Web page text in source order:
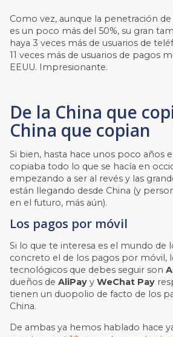
Como vez, aunque la penetración
es un poco más del 50%, su gran
haya 3 veces más de usuarios de
11 veces más de usuarios de pagos
EEUU. Impresionante.
De la China que
China que copian
Si bien, hasta hace unos poco años
copiaba todo lo que se hacía en
empezando a ser al revés y las
están llegando desde China (y
en el futuro, más aún).
Los pagos por móvil
Si lo que te interesa es el mundo de
concreto el de los pagos por móvil,
tecnológicos que debes seguir son
dueños deAliPay yWeChat Pay
tienen un duopolio de facto de los
China.
De ambas ya hemos hablado hace